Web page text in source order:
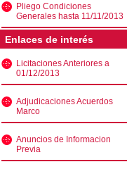
Pliego Condiciones
Generales hasta 11/11/2013
Enlaces de interés
Licitaciones Anteriores a
01/12/2013
Adjudicaciones Acuerdos
Marco
Anuncios de Informacion
Previa